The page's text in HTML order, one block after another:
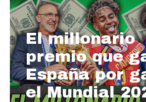
El millonario
premio que
España por
el Mundial